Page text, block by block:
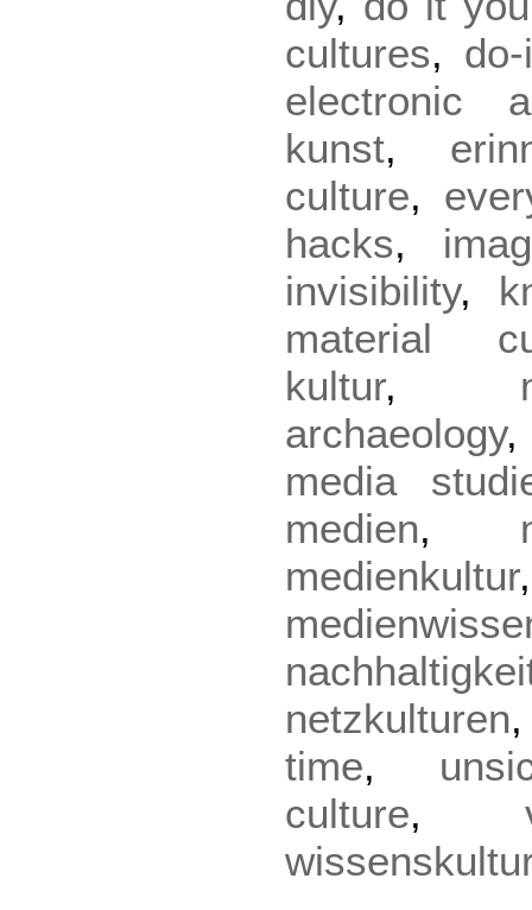
cultures,
electronic
kunst,
culture,
hacks,
invisibility,
material
kultur,
archaeology
media
medien,
medienkultur
netzkulturen
time,
culture,